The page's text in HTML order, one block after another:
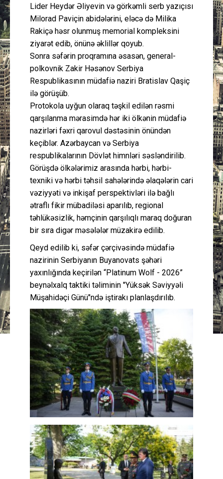
Lider Heydər Əliyevin və görkəmli serb yazıçısı
Milorad Paviçin abidələrini, eləcə də Milika
Rakiçə həsr olunmuş memorial kompleksini
ziyarət edib, önünə əklillər qoyub.
Sonra səfərin proqramına əsasən, general-
polkovnik Zakir Həsənov Serbiya
Respublikasının müdafiə naziri Bratislav Qaşiç
ilə görüşüb.
Protokola uyğun olaraq təşkil edilən rəsmi
qarşılanma mərasimdə hər iki ölkənin müdafiə
nazirləri fəxri qarovul dəstəsinin önündən
keçiblər. Azərbaycan və Serbiya
respublikalarının Dövlət himnləri səsləndirilib.
Görüşdə ölkələrimiz arasında hərbi, hərbi-
texniki və hərbi təhsil sahələrində əlaqələrin cari
vəziyyəti və inkişaf perspektivləri ilə bağlı
ətraflı fikir mübadiləsi aparılıb, regional
təhlükəsizlik, həmçinin qarşılıqlı maraq doğuran
bir sıra digər məsələlər müzakirə edilib.
Qeyd edilib ki, səfər çərçivəsində müdafiə
nazirinin Serbiyanın Buyanovats şəhəri
yaxınlığında keçirilən “Platinum Wolf - 2026”
beynəlxalq taktiki təliminin "Yüksək Səviyyəli
Müşahidəçi Günü"ndə iştirakı planlaşdırılıb.